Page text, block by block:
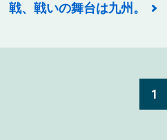
戦、戦いの舞台は九州。
1